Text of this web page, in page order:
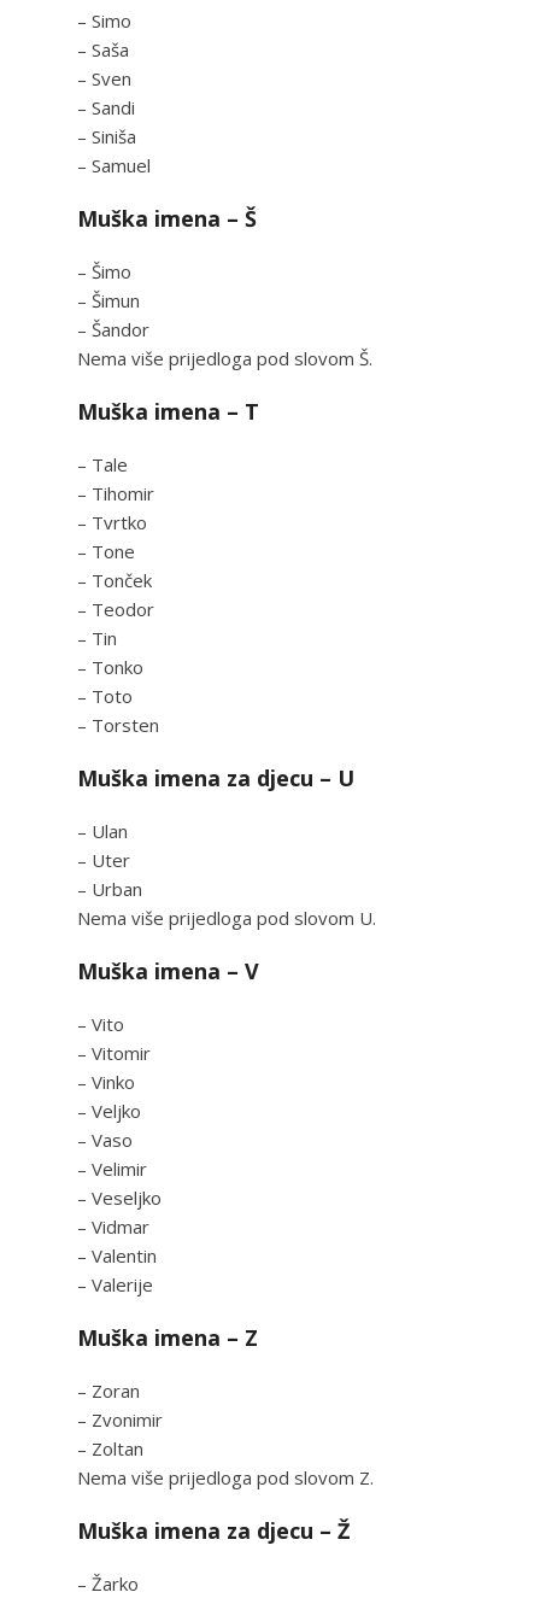
– Simo
– Saša
– Sven
– Sandi
– Siniša
– Samuel
Muška imena – Š
– Šimo
– Šimun
– Šandor
Nema više prijedloga pod slovom Š.
Muška imena – T
– Tale
– Tihomir
– Tvrtko
– Tone
– Tonček
– Teodor
– Tin
– Tonko
– Toto
– Torsten
Muška imena za djecu – U
– Ulan
– Uter
– Urban
Nema više prijedloga pod slovom U.
Muška imena – V
– Vito
– Vitomir
– Vinko
– Veljko
– Vaso
– Velimir
– Veseljko
– Vidmar
– Valentin
– Valerije
Muška imena – Z
– Zoran
– Zvonimir
– Zoltan
Nema više prijedloga pod slovom Z.
Muška imena za djecu – Ž
– Žarko